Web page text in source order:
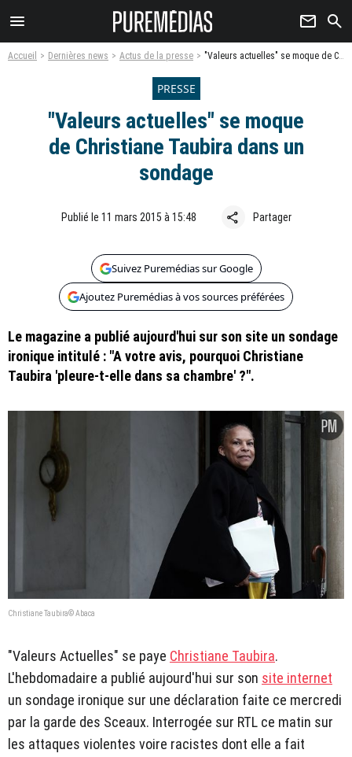
menu newsletter search
Accueil Dernières news Actus de la presse "Valeurs actuelles" se moque de Christiane Taubira dans un sondage
PRESSE
"Valeurs actuelles" se moque
de Christiane Taubira dans un
sondage
Publié le 11 mars 2015 à 15:48 share Partager
Suivez Puremédias sur Google
Ajoutez Puremédias à vos sources préférées
Le magazine a publié aujourd'hui sur son site un sondage
ironique intitulé : "A votre avis, pourquoi Christiane
Taubira 'pleure-t-elle dans sa chambre' ?".
Christiane Taubira© Abaca
"Valeurs Actuelles" se paye Christiane Taubira.
L'hebdomadaire a publié aujourd'hui sur son site internet
un sondage ironique sur une déclaration faite ce mercredi
par la garde des Sceaux. Interrogée sur RTL ce matin sur
les attaques violentes voire racistes dont elle a fait